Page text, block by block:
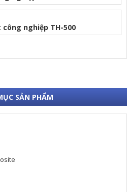
nghiệp TH-500
SẢN PHẨM